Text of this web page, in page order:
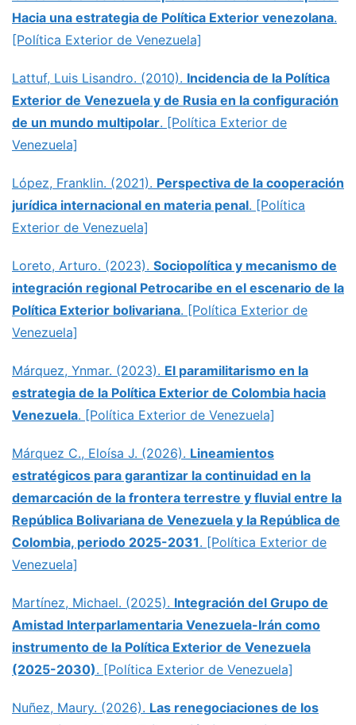
Hacia una estrategia de Política Exterior venezolana.
[Política Exterior de Venezuela]
Lattuf, Luis Lisandro. (2010). Incidencia de la Política
Exterior de Venezuela y de Rusia en la configuración
de un mundo multipolar. [Política Exterior de
Venezuela]
López, Franklin. (2021). Perspectiva de la cooperación
jurídica internacional en materia penal. [Política
Exterior de Venezuela]
Loreto, Arturo. (2023). Sociopolítica y mecanismo de
integración regional Petrocaribe en el escenario de la
Política Exterior bolivariana. [Política Exterior de
Venezuela]
Márquez, Ynmar. (2023). El paramilitarismo en la
estrategia de la Política Exterior de Colombia hacia
Venezuela. [Política Exterior de Venezuela]
Márquez C., Eloísa J. (2026). Lineamientos
estratégicos para garantizar la continuidad en la
demarcación de la frontera terrestre y fluvial entre la
República Bolivariana de Venezuela y la República de
Colombia, periodo 2025-2031. [Política Exterior de
Venezuela]
Martínez, Michael. (2025). Integración del Grupo de
Amistad Interparlamentaria Venezuela-Irán como
instrumento de la Política Exterior de Venezuela
(2025-2030). [Política Exterior de Venezuela]
Nuñez, Maury. (2026). Las renegociaciones de los